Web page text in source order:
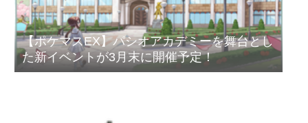
【ポケマスEX】パシオアカデミーを舞台とし
た新イベントが3月末に開催予定！